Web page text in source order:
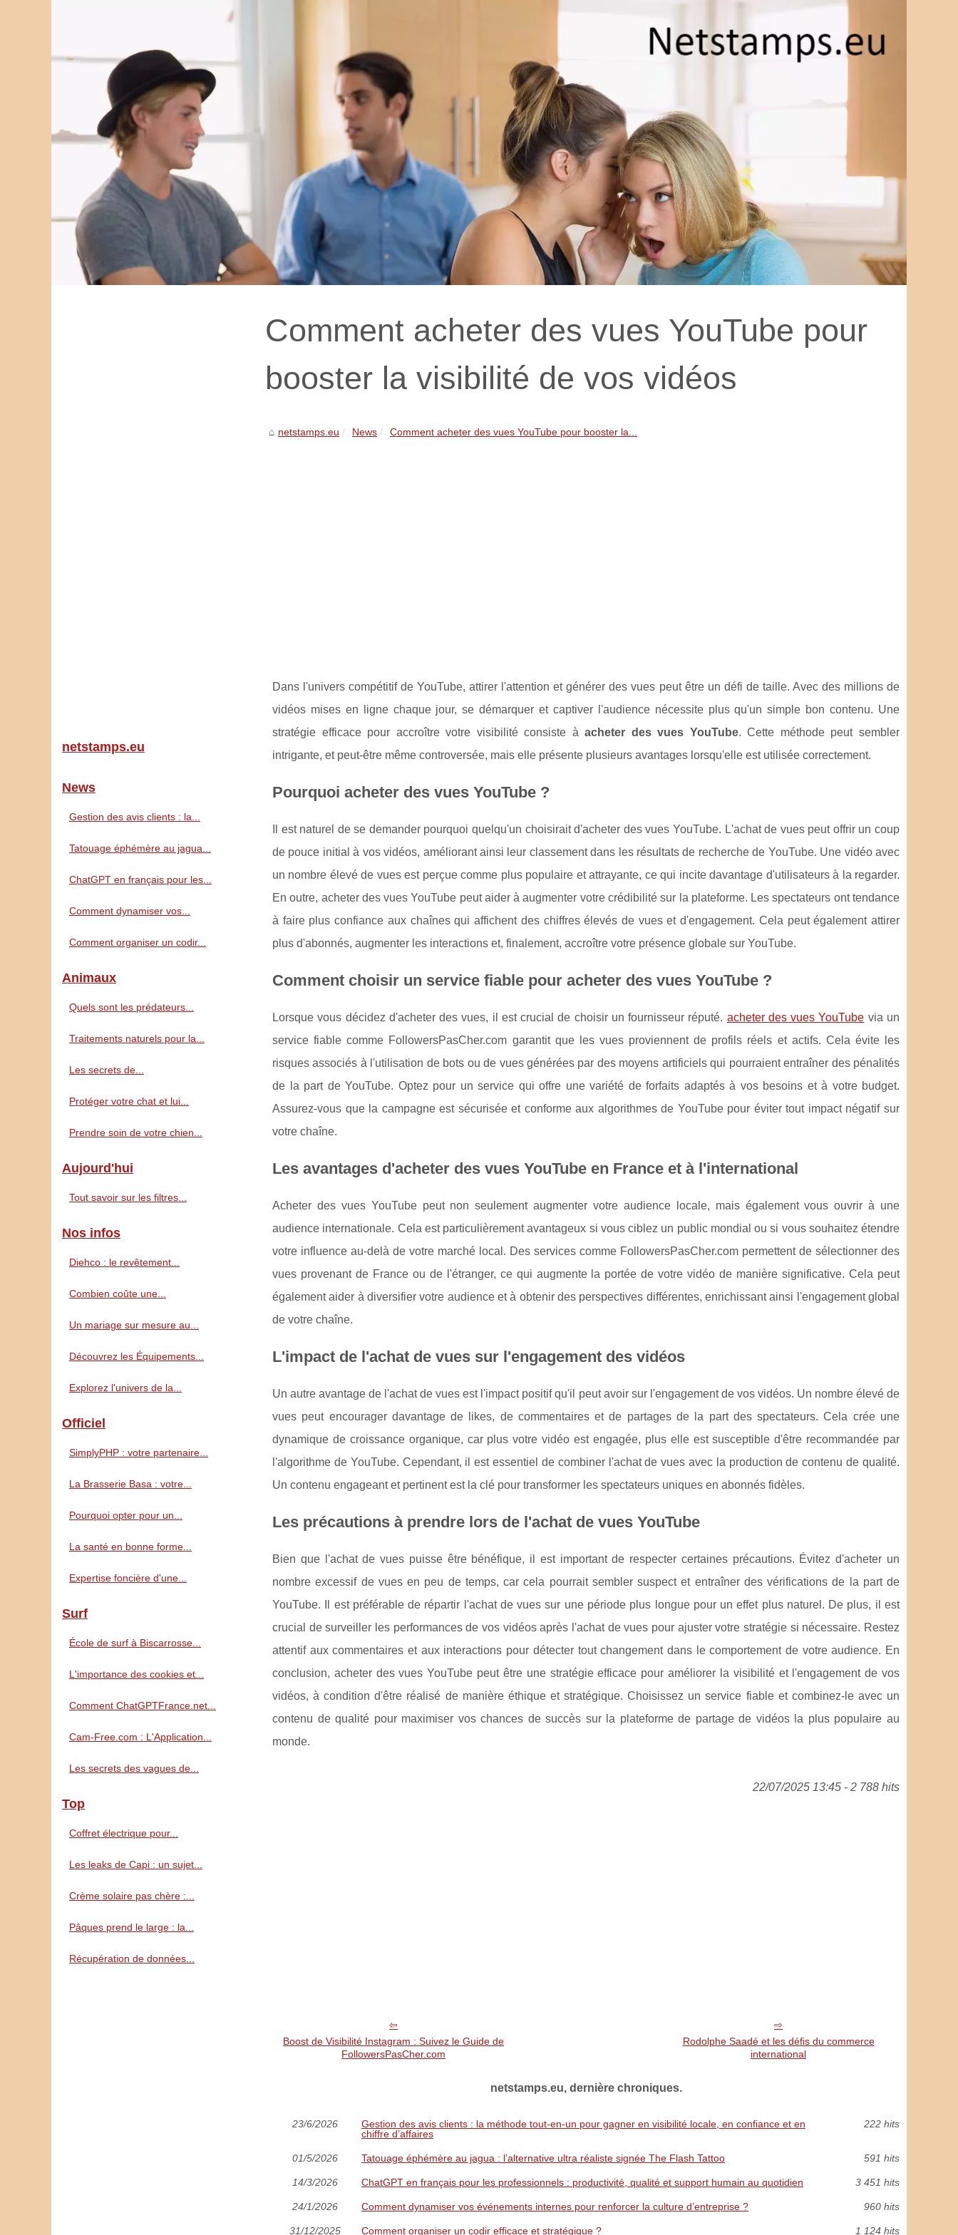
Comment acheter des vues YouTube pour
booster la visibilité de vos vidéos
netstamps.eu News Comment acheter des vues YouTube pour booster la...
Dans l'univers compétitif de YouTube, attirer l'attention et générer des vues peut être un défi de taille. Avec des millions de
vidéos mises en ligne chaque jour, se démarquer et captiver l'audience nécessite plus qu'un simple bon contenu. Une
stratégie efficace pour accroître votre visibilité consiste àacheter des vues YouTube. Cette méthode peut sembler
intrigante, et peut-être même controversée, mais elle présente plusieurs avantages lorsqu'elle est utilisée correctement.
Pourquoi acheter des vues YouTube ?
Il est naturel de se demander pourquoi quelqu'un choisirait d'acheter des vues YouTube. L'achat de vues peut offrir un coup
de pouce initial à vos vidéos, améliorant ainsi leur classement dans les résultats de recherche de YouTube. Une vidéo avec
un nombre élevé de vues est perçue comme plus populaire et attrayante, ce qui incite davantage d'utilisateurs à la regarder.
En outre, acheter des vues YouTube peut aider à augmenter votre crédibilité sur la plateforme. Les spectateurs ont tendance
à faire plus confiance aux chaînes qui affichent des chiffres élevés de vues et d'engagement. Cela peut également attirer
plus d'abonnés, augmenter les interactions et, finalement, accroître votre présence globale sur YouTube.
Comment choisir un service fiable pour acheter des vues YouTube ?
Lorsque vous décidez d'acheter des vues, il est crucial de choisir un fournisseur réputé. acheter des vues YouTube via un
service fiable comme FollowersPasCher.com garantit que les vues proviennent de profils réels et actifs. Cela évite les
risques associés à l'utilisation de bots ou de vues générées par des moyens artificiels qui pourraient entraîner des pénalités
de la part de YouTube. Optez pour un service qui offre une variété de forfaits adaptés à vos besoins et à votre budget.
Assurez-vous que la campagne est sécurisée et conforme aux algorithmes de YouTube pour éviter tout impact négatif sur
votre chaîne.
Les avantages d'acheter des vues YouTube en France et à l'international
Acheter des vues YouTube peut non seulement augmenter votre audience locale, mais également vous ouvrir à une
audience internationale. Cela est particulièrement avantageux si vous ciblez un public mondial ou si vous souhaitez étendre
votre influence au-delà de votre marché local. Des services comme FollowersPasCher.com permettent de sélectionner des
vues provenant de France ou de l'étranger, ce qui augmente la portée de votre vidéo de manière significative. Cela peut
également aider à diversifier votre audience et à obtenir des perspectives différentes, enrichissant ainsi l'engagement global
de votre chaîne.
L'impact de l'achat de vues sur l'engagement des vidéos
Un autre avantage de l'achat de vues est l'impact positif qu'il peut avoir sur l'engagement de vos vidéos. Un nombre élevé de
vues peut encourager davantage de likes, de commentaires et de partages de la part des spectateurs. Cela crée une
dynamique de croissance organique, car plus votre vidéo est engagée, plus elle est susceptible d'être recommandée par
l'algorithme de YouTube. Cependant, il est essentiel de combiner l'achat de vues avec la production de contenu de qualité.
Un contenu engageant et pertinent est la clé pour transformer les spectateurs uniques en abonnés fidèles.
Les précautions à prendre lors de l'achat de vues YouTube
Bien que l'achat de vues puisse être bénéfique, il est important de respecter certaines précautions. Évitez d'acheter un
nombre excessif de vues en peu de temps, car cela pourrait sembler suspect et entraîner des vérifications de la part de
YouTube. Il est préférable de répartir l'achat de vues sur une période plus longue pour un effet plus naturel. De plus, il est
crucial de surveiller les performances de vos vidéos après l'achat de vues pour ajuster votre stratégie si nécessaire. Restez
attentif aux commentaires et aux interactions pour détecter tout changement dans le comportement de votre audience. En
conclusion, acheter des vues YouTube peut être une stratégie efficace pour améliorer la visibilité et l'engagement de vos
vidéos, à condition d'être réalisé de manière éthique et stratégique. Choisissez un service fiable et combinez-le avec un
contenu de qualité pour maximiser vos chances de succès sur la plateforme de partage de vidéos la plus populaire au
monde.
22/07/2025 13:45 - 2 788 hits
Boost de Visibilité Instagram : Suivez le Guide de
FollowersPasCher.com
Rodolphe Saadé et les défis du commerce
international
netstamps.eu, dernière chroniques.
23/6/2026
Gestion des avis clients : la méthode tout-en-un pour gagner en visibilité locale, en confiance et en
chiffre d’affaires
222 hits
01/5/2026 Tatouage éphémère au jagua : l’alternative ultra réaliste signée The Flash Tattoo 591 hits
14/3/2026 ChatGPT en français pour les professionnels : productivité, qualité et support humain au quotidien 3 451 hits
24/1/2026 Comment dynamiser vos événements internes pour renforcer la culture d’entreprise ? 960 hits
31/12/2025 Comment organiser un codir efficace et stratégique ? 1 124 hits
netstamps.eu
News
Gestion des avis clients : la...
Tatouage éphémère au jagua...
ChatGPT en français pour les...
Comment dynamiser vos...
Comment organiser un codir...
Animaux
Quels sont les prédateurs...
Traitements naturels pour la...
Les secrets de...
Protéger votre chat et lui...
Prendre soin de votre chien...
Aujourd'hui
Tout savoir sur les filtres...
Nos infos
Diehco : le revêtement...
Combien coûte une...
Un mariage sur mesure au...
Découvrez les Équipements...
Explorez l'univers de la...
Officiel
SimplyPHP : votre partenaire...
La Brasserie Basa : votre...
Pourquoi opter pour un...
La santé en bonne forme...
Expertise foncière d'une...
Surf
École de surf à Biscarrosse...
L'importance des cookies et...
Comment ChatGPTFrance.net...
Cam-Free.com : L'Application...
Les secrets des vagues de...
Top
Coffret électrique pour...
Les leaks de Capi : un sujet...
Crème solaire pas chère :...
Pâques prend le large : la...
Récupération de données...